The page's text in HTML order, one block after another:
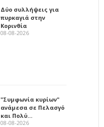
Δύο συλλήψεις για
πυρκαγιά στην
Κορινθία
08-08-2026
"Συμφωνία κυρίων"
ανάμεσα σε Πελασγό
και Πολύ…
08-08-2026